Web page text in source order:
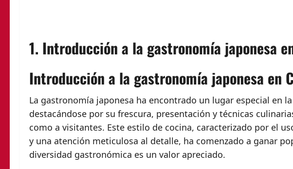
1. Introducción a la gastronomía japonesa
Introducción a la gastronomía japonesa en
La gastronomía japonesa ha encontrado un lugar especial en
destacándose por su frescura, presentación y técnicas
como a visitantes. Este estilo de cocina, caracterizado por el
y una atención meticulosa al detalle, ha comenzado a ganar
diversidad gastronómica es un valor apreciado.